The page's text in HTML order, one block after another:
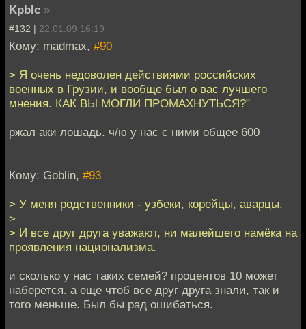
KpbIc »
#132 | 22.01.09 16:19
Кому: madmax, #90
> Я очень недоволен действиями российских
военных в Грузии, и вообще был о вас лучшего
мнения. КАК ВЫ МОГЛИ ПРОМАХНУТЬСЯ?"
ржал аки лошадь. ч/ю у нас с ними общее 600
Кому: Goblin, #93
> У меня родственники - узбеки, корейцы, аварцы.
>
> И все друг друга уважают, ни малейшего намёка на
проявления национализма.
и сколько у нас таких семей? процентов 10 может
наберется. а еще чтоб все друг друга знали, так и
того меньше. Был бы рад ошибаться.